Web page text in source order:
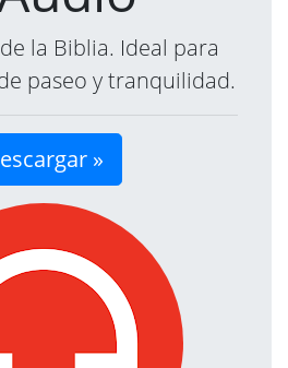
la Biblia. Ideal para
paseo y tranquilidad.
»